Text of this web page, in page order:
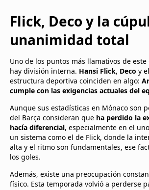
Flick, Deco y la
unanimidad total
Uno de los puntos más llamativos de este
hay división interna. Hansi Flick, Deco y
estructura deportiva coinciden en algo:
cumple con las exigencias actuales del
Aunque sus estadísticas en Mónaco son
del Barça consideran que ha perdido la
hacía diferencial, especialmente en el
un sistema como el de Flick, donde la
alta y el ritmo son fundamentales, ese
los goles.
Además, existe una preocupación
físico. Esta temporada volvió a perderse